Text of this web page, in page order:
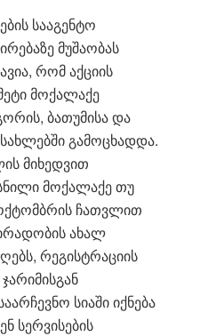
სააგენტო
მუშაობას
რომ აქციის
მოქალაქე
ბათუმისა და
გამოცხადდა.
მიხედვით
მოქალაქე თუ
ჩათვლით
ახალ
რეგისტრაციის
სიაში იქნება
სერვისების